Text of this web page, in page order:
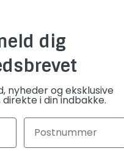
dig
nyheder og eksklusive
i din indbakke.